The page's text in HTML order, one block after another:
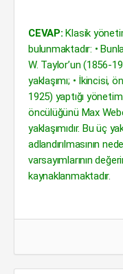
CEVAP: Klasik
bulunmaktadır: •
W. Taylor’un (1856-
yaklaşımı; • İkincisi,
1925) yaptığı
öncülüğünü Max
yaklaşımıdır. Bu üç
adlandırılmasının
varsayımlarının
kaynaklanmaktadır.